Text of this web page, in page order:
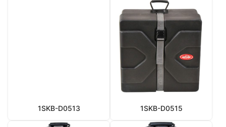
1SKB-D0513 1SKB-D0515